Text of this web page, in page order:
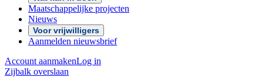
Maatschappelijke projecten
Nieuws
Voor vrijwilligers
Aanmelden nieuwsbrief
Account aanmakenLog in
Zijbalk overslaan